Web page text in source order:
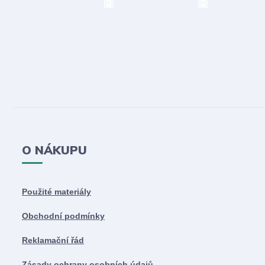
O NÁKUPU
Použité materiály
Obchodní podmínky
Reklamační řád